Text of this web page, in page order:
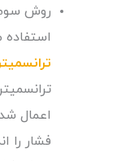
روش
استفاده
اعمال
فشار را